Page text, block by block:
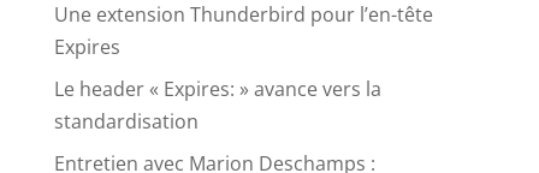
Une extension Thunderbird pour l’en-tête
Expires
Le header « Expires: » avance vers la
standardisation
Entretien avec Marion Deschamps :